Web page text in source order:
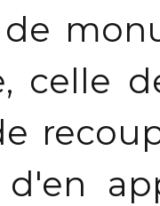
celle